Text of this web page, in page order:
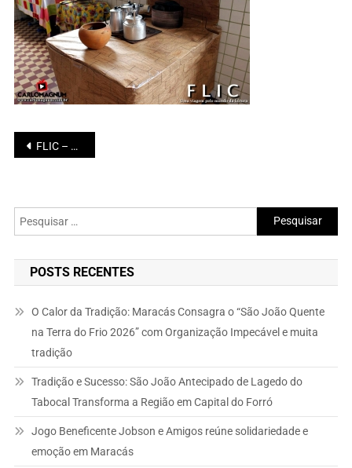
Navegação
Post
FLIC – Feira Literária do CNMM
Pesquisar
por:
POSTS RECENTES
O Calor da Tradição: Maracás Consagra o “São João Quente
na Terra do Frio 2026” com Organização Impecável e muita
tradição
Tradição e Sucesso: São João Antecipado de Lagedo do
Tabocal Transforma a Região em Capital do Forró
Jogo Beneficente Jobson e Amigos reúne solidariedade e
emoção em Maracás